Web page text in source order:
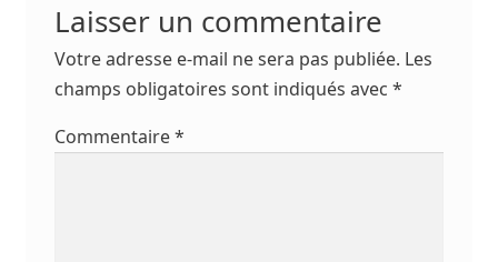
Laisser un commentaire
Votre adresse e-mail ne sera pas publiée. Les
champs obligatoires sont indiqués avec *
Commentaire*